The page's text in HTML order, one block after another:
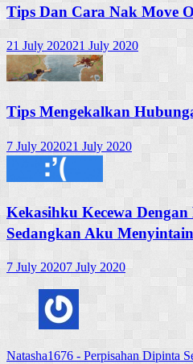
Tips Dan Cara Nak Move
21 July 202021 July 2020
Tips Mengekalkan
7 July 202021 July 2020
Kekasihku Kecewa
Sedangkan Aku
7 July 20207 July 2020
Natasha1676 - Perpisahan Dipinta